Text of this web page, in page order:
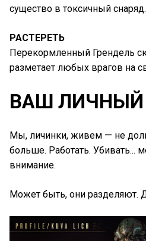
существо в токсичный снаряд.
РАСТЕРЕТЬ
Перекормленный Грендель
разметает любых врагов на
ВАШ ЛИЧНЫЙ
Мы, личинки, живем — не
больше. Работать. Убивать...
внимание.
Может быть, они